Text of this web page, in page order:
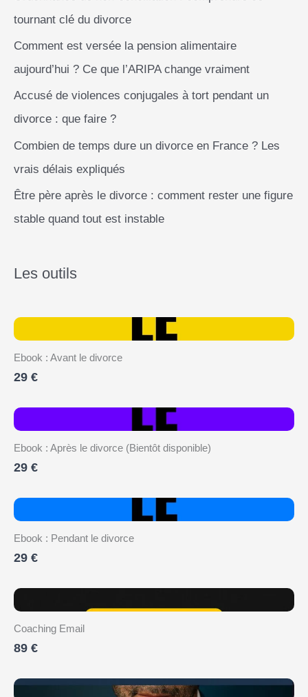
tournant clé du divorce
Comment est versée la pension alimentaire
aujourd’hui ? Ce que l’ARIPA change vraiment
Accusé de violences conjugales à tort pendant un
divorce : que faire ?
Combien de temps dure un divorce en France ? Les
vrais délais expliqués
Être père après le divorce : comment rester une figure
stable quand tout est instable
Les outils
Ebook : Avant le divorce
29 €
Ebook : Après le divorce (Bientôt disponible)
29 €
Ebook : Pendant le divorce
29 €
Coaching Email
89 €